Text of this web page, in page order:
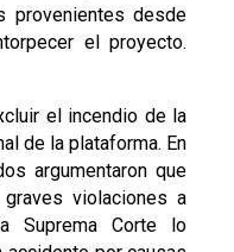
provenientes desde
el proyecto.
el incendio de la
de la plataforma. En
argumentaron que
violaciones a
Suprema Corte lo